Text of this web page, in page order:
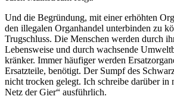
Und die Begründung, mit einer erhöhten
den illegalen Organhandel unterbinden zu
Trugschluss. Die Menschen werden durch
Lebensweise und durch wachsende
kränker. Immer häufiger werden
Ersatzteile, benötigt. Der Sumpf des
nicht trocken gelegt. Ich schreibe darüber in
Netz der Gier“ ausführlich.